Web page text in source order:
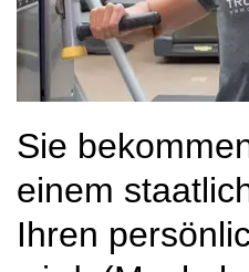
Sie
einem
Ihren